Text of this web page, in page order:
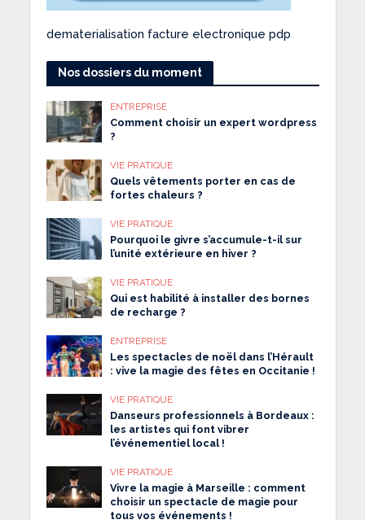
dematerialisation facture electronique pdp
Nos dossiers du moment
ENTREPRISE
Comment choisir un expert wordpress
?
VIE PRATIQUE
Quels vêtements porter en cas de
fortes chaleurs ?
VIE PRATIQUE
Pourquoi le givre s’accumule-t-il sur
l’unité extérieure en hiver ?
VIE PRATIQUE
Qui est habilité à installer des bornes
de recharge ?
ENTREPRISE
Les spectacles de noël dans l’Hérault
: vive la magie des fêtes en Occitanie !
VIE PRATIQUE
Danseurs professionnels à Bordeaux :
les artistes qui font vibrer
l’événementiel local !
VIE PRATIQUE
Vivre la magie à Marseille : comment
choisir un spectacle de magie pour
tous vos événements !